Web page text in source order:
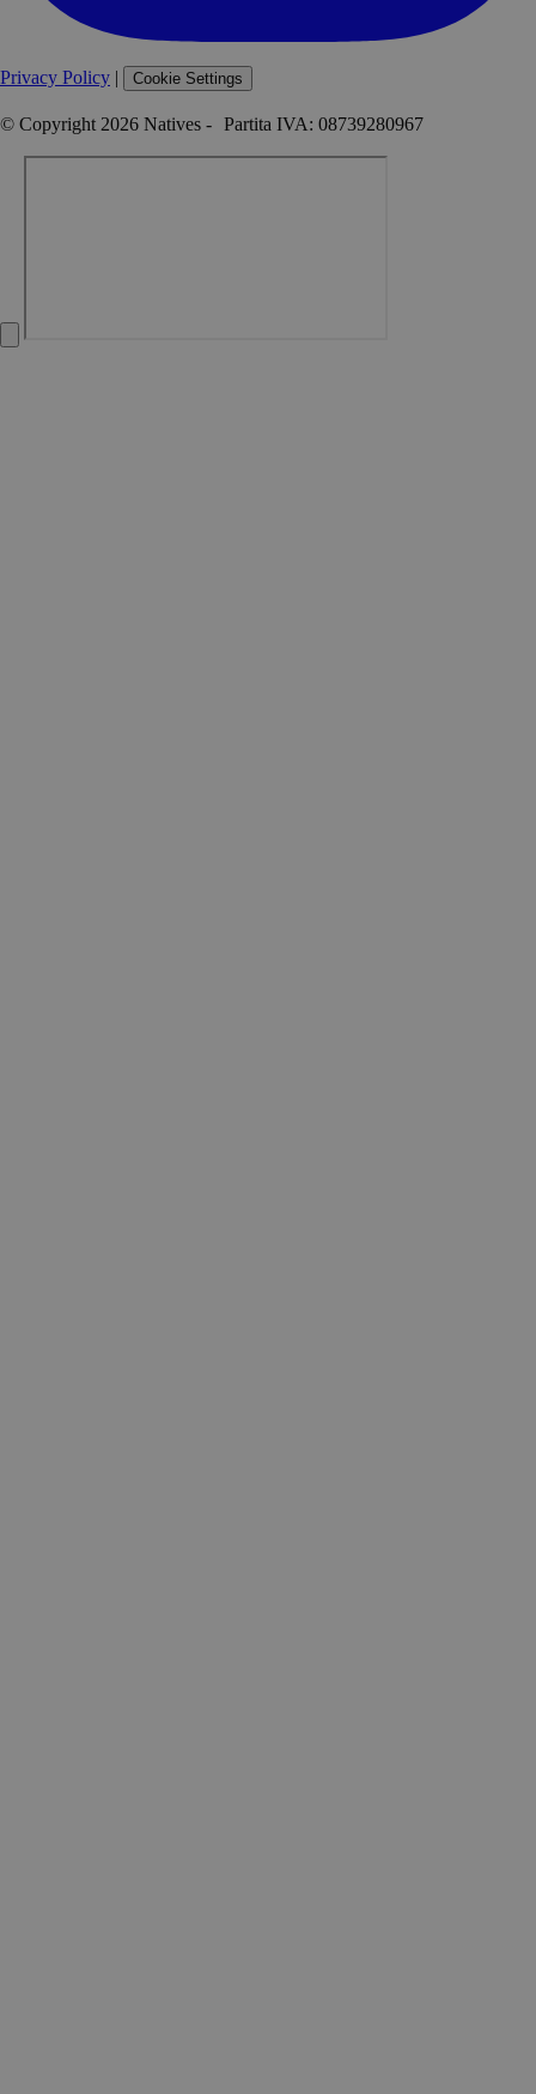
Privacy Policy | Cookie Settings
© Copyright 2026 Natives - Partita IVA: 08739280967